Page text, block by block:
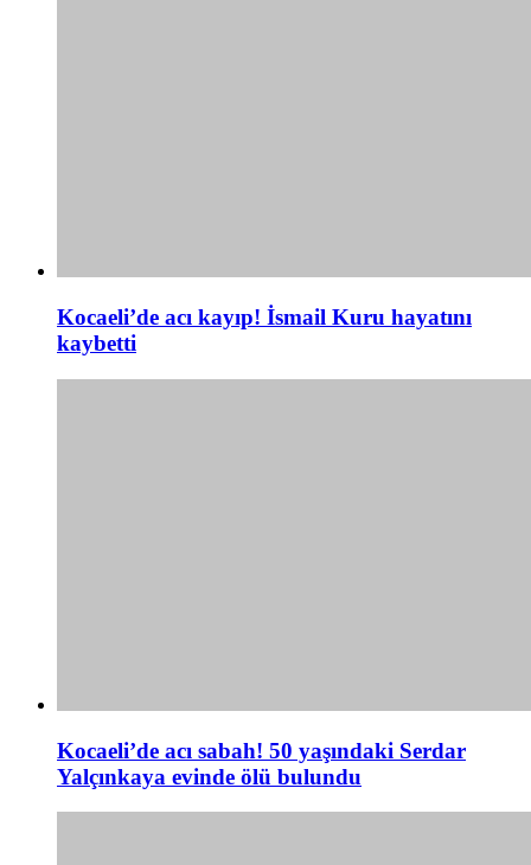
Kocaeli’de acı kayıp! İsmail Kuru hayatını
kaybetti
Kocaeli’de acı sabah! 50 yaşındaki Serdar
Yalçınkaya evinde ölü bulundu